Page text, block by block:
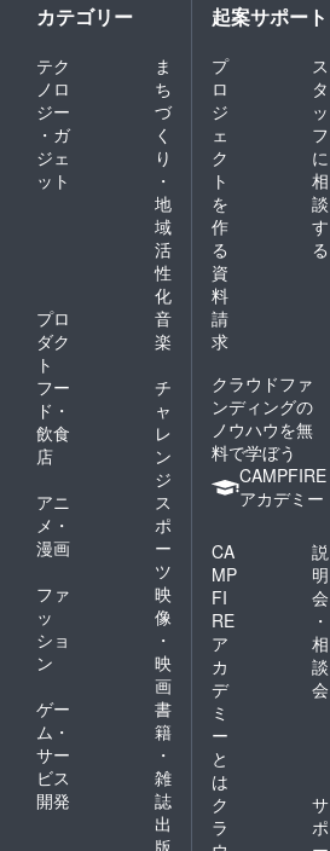
カテゴリー
テク
ノロ
ジー
・ガ
ジェ
ット
ま
ち
づ
く
り
・
地
域
活
性
化
プロ
ダク
ト
音
楽
フー
ド・
飲食
店
チ
ャ
レ
ン
ジ
アニ
メ・
漫画
ス
ポ
ー
ツ
ファ
ッ
ショ
ン
映
像
・
映
画
ゲー
ム・
サー
ビス
開発
書
籍
・
雑
誌
出
版
起案サポート
プ
ロ
ジ
ェ
ク
ト
を
作
る
ス
タ
ッ
フ
に
相
談
す
る
資
料
請
求
クラウドファ
ンディングの
ノウハウを無
料で学ぼう
CAMPFIRE
アカデミー
CA
MP
FI
RE
ア
カ
デ
ミ
ー
と
は
説
明
会
・
相
談
会
ク
ラ
サ
ポ